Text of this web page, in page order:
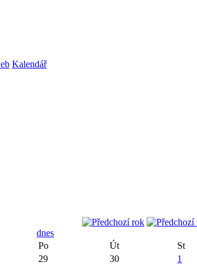
Kalendář
dnes
Po
Út St
29
30 1